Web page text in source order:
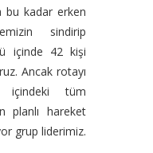
bu kadar erken
sindirip
içinde 42 kişi
Ancak rotayı
içindeki tüm
planlı hareket
grup liderimiz.